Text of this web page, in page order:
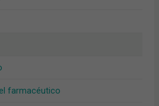
farmacéutico